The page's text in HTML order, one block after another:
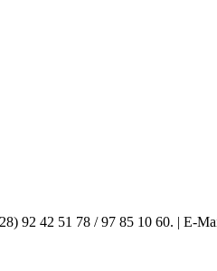
92 42 51 78 / 97 85 10 60. | E-